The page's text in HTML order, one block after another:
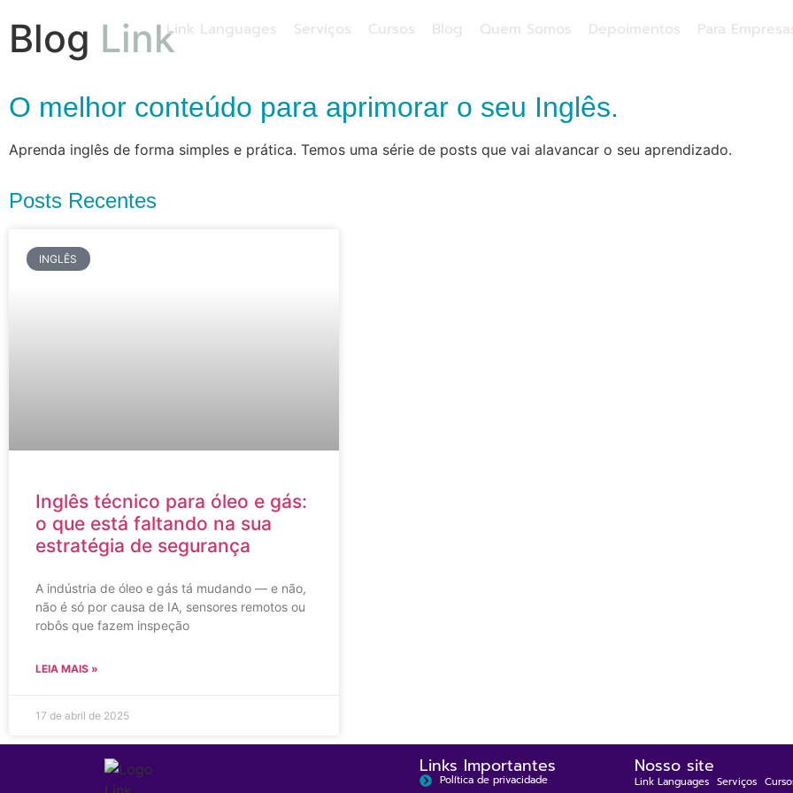
Link Languages Serviços Cursos Blog Quem Somos Depoimentos Para
Blog Link
O melhor conteúdo para aprimorar o seu Inglês.
Aprenda inglês de forma simples e prática. Temos uma série de posts que vai alavancar o seu aprendizado.
Posts Recentes
INGLÊS
Inglês técnico para óleo e gás:
o que está faltando na sua
estratégia de segurança
A indústria de óleo e gás tá mudando — e não,
não é só por causa de IA, sensores remotos ou
robôs que fazem inspeção
LEIA MAIS »
17 de abril de 2025
Links Importantes
Política de privacidade
Nosso site
Link Languages Serviços